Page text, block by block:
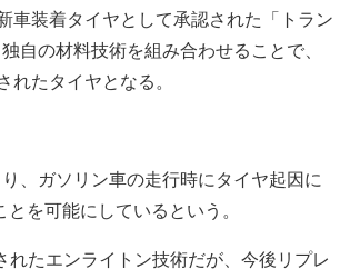
車装着タイヤとして承認された「トラン
自の材料技術を組み合わせることで、
たタイヤとなる。
、ガソリン車の走行時にタイヤ起因に
を可能にしているという。
たエンライトン技術だが、今後リプレ